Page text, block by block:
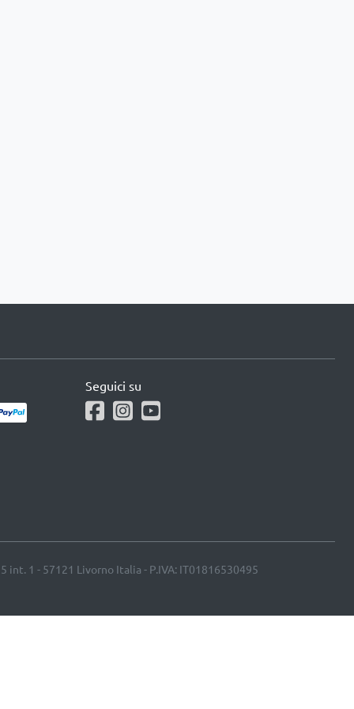
Seguici su
1 - 57121 Livorno Italia - P.IVA: IT01816530495